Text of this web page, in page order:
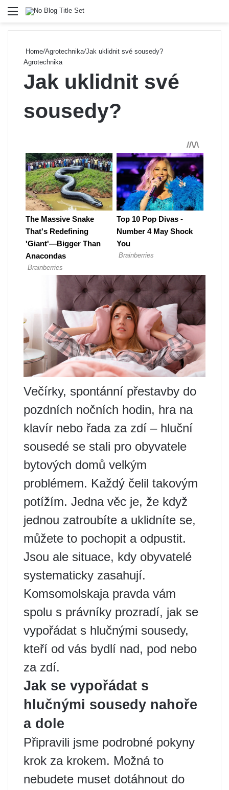
Menu
Home/Agrotechnika/Jak uklidnit své sousedy?
Agrotechnika
Jak uklidnit své
sousedy?
Večírky, spontánní přestavby do
pozdních nočních hodin, hra na
klavír nebo řada za zdí – hluční
sousedé se stali pro obyvatele
bytových domů velkým
problémem. Každý čelil takovým
potížím. Jedna věc je, že když
jednou zatroubíte a uklidníte se,
můžete to pochopit a odpustit.
Jsou ale situace, kdy obyvatelé
systematicky zasahují.
Komsomolskaja pravda vám
spolu s právníky prozradí, jak se
vypořádat s hlučnými sousedy,
kteří od vás bydlí nad, pod nebo
za zdí.
Jak se vypořádat s
hlučnými sousedy nahoře
a dole
Připravili jsme podrobné pokyny
krok za krokem. Možná to
nebudete muset dotáhnout do